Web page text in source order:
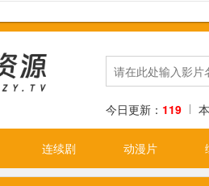
今日更新： 119
连续剧 动漫片